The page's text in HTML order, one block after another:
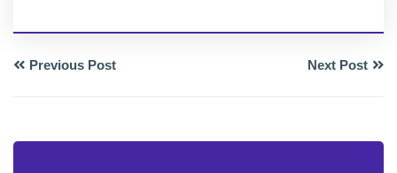
Previous Post Next Post